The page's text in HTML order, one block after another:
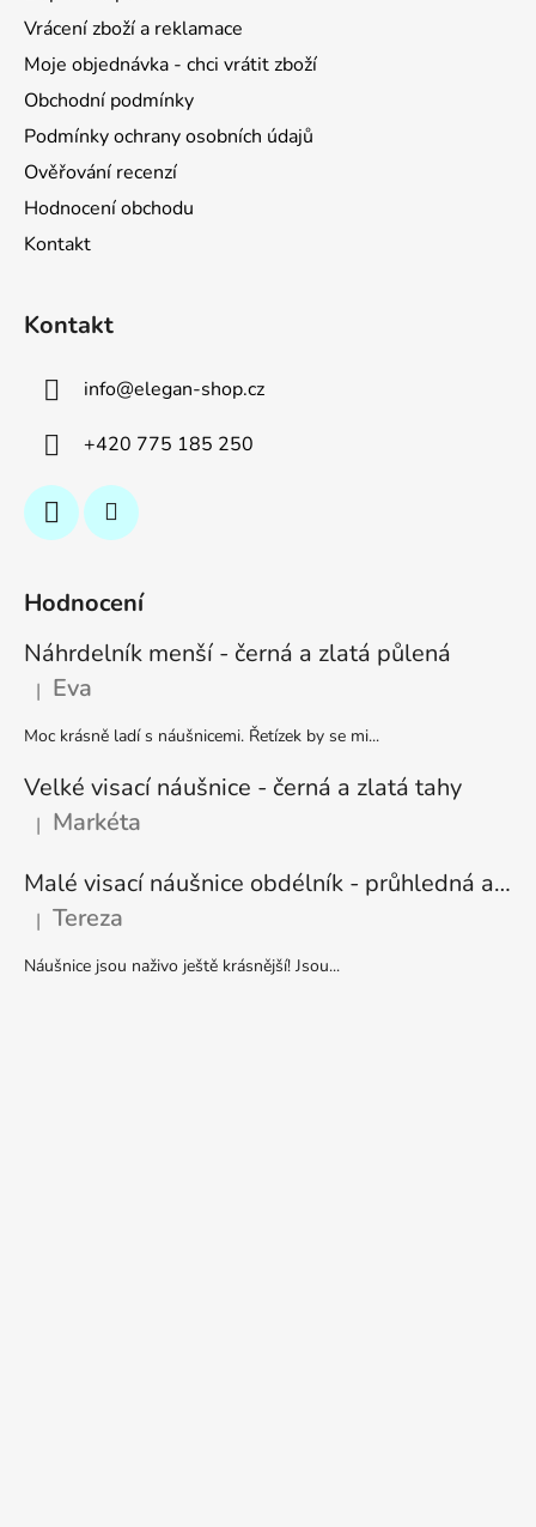
Vrácení zboží a reklamace
Moje objednávka - chci vrátit zboží
Obchodní podmínky
Podmínky ochrany osobních údajů
Ověřování recenzí
Hodnocení obchodu
Kontakt
Kontakt
info@elegan-shop.cz
+420 775 185 250
Hodnocení
Náhrdelník menší - černá a zlatá půlená
Hodnocení produktu je 5 z 5 hvězdiček.
| Eva
Moc krásně ladí s náušnicemi. Řetízek by se mi...
Velké visací náušnice - černá a zlatá tahy
Hodnocení produktu je 5 z 5 hvězdiček.
| Markéta
Malé visací náušnice obdélník - průhledná a stříbrná
Hodnocení produktu je 5 z 5 hvězdiček.
| Tereza
Náušnice jsou naživo ještě krásnější! Jsou...